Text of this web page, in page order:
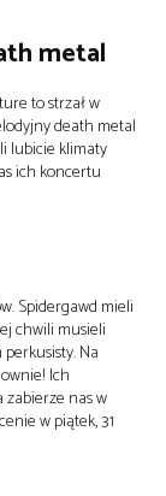
metal
to strzał w
death metal
lubicie klimaty
ich koncertu
Spidergawd mieli
chwili musieli
Na
Ich
zabierze nas w
w piątek, 31